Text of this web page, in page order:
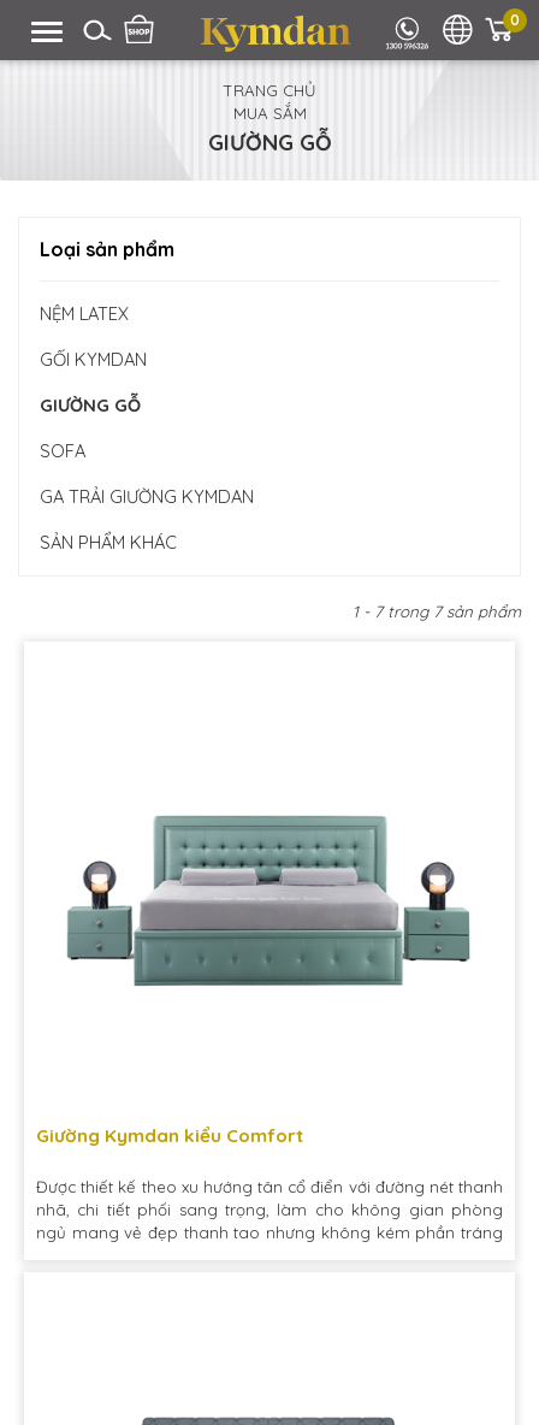
0
TRANG CHỦ
MUA SẮM
GIƯỜNG GỖ
Loại sản phẩm
NỆM LATEX
GỐI KYMDAN
GIƯỜNG GỖ
SOFA
GA TRẢI GIƯỜNG KYMDAN
SẢN PHẨM KHÁC
1 - 7 trong 7 sản phẩm
Giường Kymdan kiểu Comfort
Được thiết kế theo xu hướng tân cổ điển với đường nét thanh
nhã, chi tiết phối sang trọng, làm cho không gian phòng
ngủ mang vẻ đẹp thanh tao nhưng không kém phần tráng